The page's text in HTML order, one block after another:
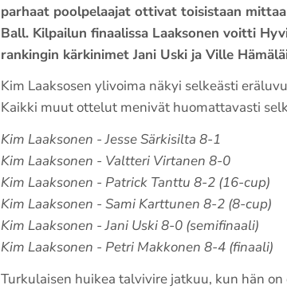
parhaat poolpelaajat ottivat toisistaan
Ball. Kilpailun finaalissa Laaksonen voitti
rankingin kärkinimet Jani Uski ja Ville
Kim Laaksosen ylivoima näkyi selkeästi
Kaikki muut ottelut menivät huomattavasti
Kim Laaksonen - Jesse Särkisilta 8-1
Kim Laaksonen - Valtteri Virtanen 8-0
Kim Laaksonen - Patrick Tanttu 8-2 (16-cup)
Kim Laaksonen - Sami Karttunen 8-2 (8-cup)
Kim Laaksonen - Jani Uski 8-0 (semifinaali)
Kim Laaksonen - Petri Makkonen 8-4 (finaali)
Turkulaisen huikea talvivire jatkuu, kun hän